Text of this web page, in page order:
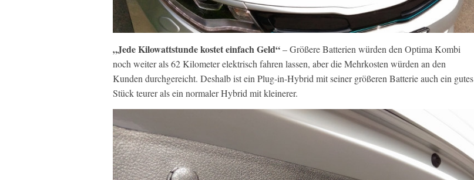
„Jede Kilowattstunde kostet einfach Geld“– Größere Batterien würden den Optima Kombi
noch weiter als 62 Kilometer elektrisch fahren lassen, aber die Mehrkosten würden an den
Kunden durchgereicht. Deshalb ist ein Plug-in-Hybrid mit seiner größeren Batterie auch ein gutes
Stück teurer als ein normaler Hybrid mit kleinerer.